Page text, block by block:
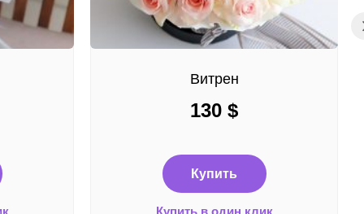
Витрен
130 $
Купить
Купить в один клик